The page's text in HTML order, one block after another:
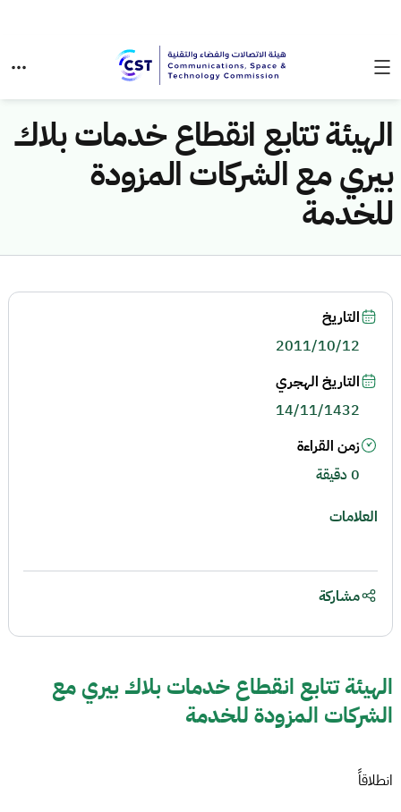
الهيئة تتابع انقطاع خدمات بلاك
بيري مع الشركات المزودة
للخدمة
الهيئة تتابع انقطاع خدمات بلاك بيري مع
الشركات المزودة للخدمة
انطلاقاً
التاريخ
2011/10/12
التاريخ الهجري
14/11/1432
زمن القراءة
0 دقيقة
العلامات
مشاركة